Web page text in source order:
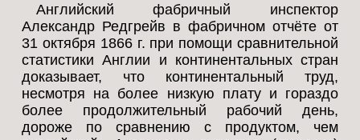
Английский фабричный инспектор
Александр Редгрейв в фабричном отчёте от
31 октября 1866 г. при помощи сравнительной
статистики Англии и континентальных стран
доказывает, что континентальный труд,
несмотря на более низкую плату и гораздо
более продолжительный рабочий день,
дороже по сравнению с продуктом, чем